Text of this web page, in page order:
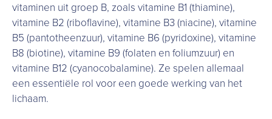
vitaminen uit groep B, zoals vitamine B1 (thiamine),
vitamine B2 (riboflavine), vitamine B3 (niacine), vitamine
B5 (pantotheenzuur), vitamine B6 (pyridoxine), vitamine
B8 (biotine), vitamine B9 (folaten en foliumzuur) en
vitamine B12 (cyanocobalamine). Ze spelen allemaal
een essentiële rol voor een goede werking van het
lichaam.